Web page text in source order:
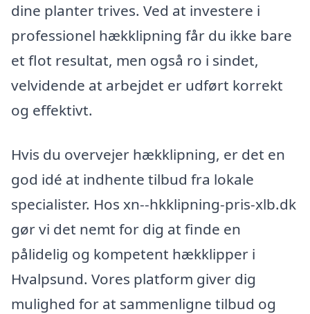
dine planter trives. Ved at investere i
professionel hækklipning får du ikke bare
et flot resultat, men også ro i sindet,
velvidende at arbejdet er udført korrekt
og effektivt.
Hvis du overvejer hækklipning, er det en
god idé at indhente tilbud fra lokale
specialister. Hos xn--hkklipning-pris-xlb.dk
gør vi det nemt for dig at finde en
pålidelig og kompetent hækklipper i
Hvalpsund. Vores platform giver dig
mulighed for at sammenligne tilbud og